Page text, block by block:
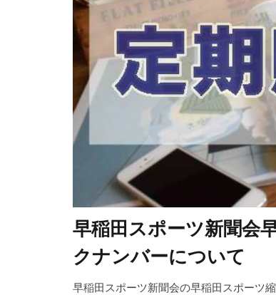
早稲田スポーツ新聞会
クナンバーについて
早稲田スポーツ新聞会の早稲田スポーツ